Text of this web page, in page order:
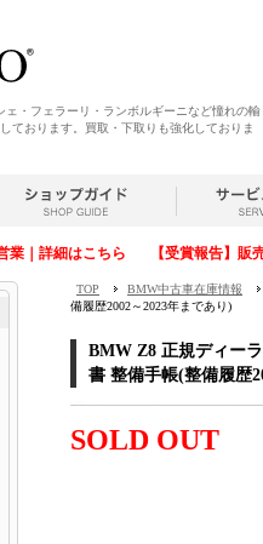
・フェラーリ・ランボルギーニなど憧れの輸
ております。買取・下取りも強化しておりま
業｜詳細はこちら 【受賞報告】販
TOP BMW中古車在庫情報
備履歴2002～2023年まであり)
BMW Z8 正規ディー
書 整備手帳(整備履歴
SOLD OUT